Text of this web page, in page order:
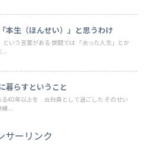
本生（ほんせい）」と思うわけ
という言葉がある 世間では 「余った人生」とか
...
暮らすということ
る40年以上を 会社員として過ごした そのせい
...
サーリンク